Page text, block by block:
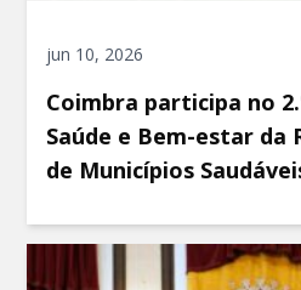
jun 10, 2026
Coimbra participa no
Saúde e Bem-estar da
de Municípios